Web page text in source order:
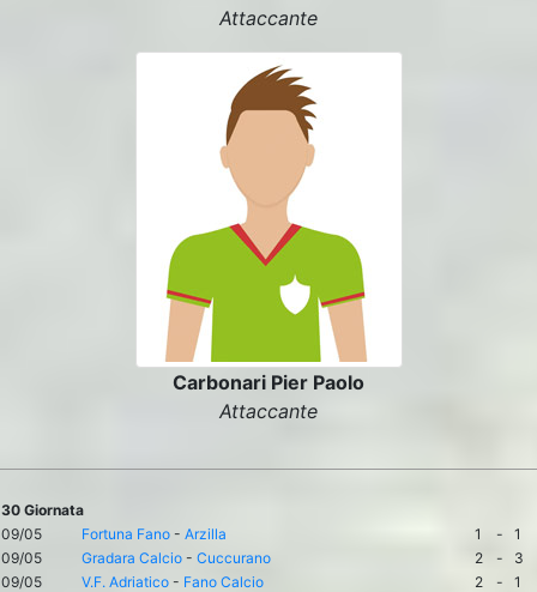
Attaccante
Carbonari Pier Paolo
Attaccante
30 Giornata
09/05
Fortuna Fano - Arzilla 1 -
1
09/05
Gradara Calcio - Cuccurano 2 -
3
09/05
V.F. Adriatico - Fano Calcio 2 -
1